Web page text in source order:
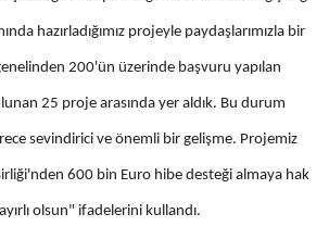
hazırladığımız projeyle paydaşlarımızla bir
200'ün üzerinde başvuru yapılan
25 proje arasında yer aldık. Bu durum
sevindirici ve önemli bir gelişme. Projemiz
600 bin Euro hibe desteği almaya hak
olsun" ifadelerini kullandı.